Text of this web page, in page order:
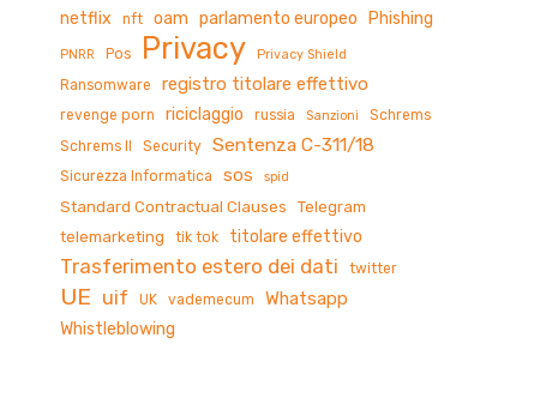
netflix nft oam parlamento europeo Phishing
PNRR Pos Privacy Privacy Shield
Ransomware registro titolare effettivo
revenge porn riciclaggio russia Sanzioni
Schrems
Schrems II
Security Sentenza C-311/18
Sicurezza Informatica sos spid
Standard Contractual Clauses
Telegram
telemarketing
tik tok titolare effettivo
Trasferimento estero dei dati twitter
UE uif UK vademecum Whatsapp
Whistleblowing